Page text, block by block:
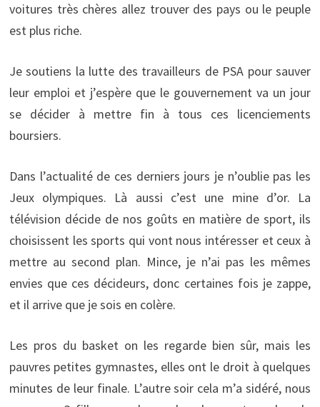
voitures très chères allez trouver des pays ou le peuple
est plus riche.
Je soutiens la lutte des travailleurs de PSA pour sauver
leur emploi et j’espère que le gouvernement va un jour
se décider à mettre fin à tous ces licenciements
boursiers.
Dans l’actualité de ces derniers jours je n’oublie pas les
Jeux olympiques. Là aussi c’est une mine d’or. La
télévision décide de nos goûts en matière de sport, ils
choisissent les sports qui vont nous intéresser et ceux à
mettre au second plan. Mince, je n’ai pas les mêmes
envies que ces décideurs, donc certaines fois je zappe,
et il arrive que je sois en colère.
Les pros du basket on les regarde bien sûr, mais les
pauvres petites gymnastes, elles ont le droit à quelques
minutes de leur finale. L’autre soir cela m’a sidéré, nous